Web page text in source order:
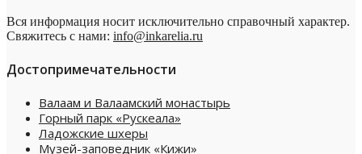
Вся информация носит исключительно справочный характер.
Свяжитесь с нами: info@inkarelia.ru
Достопримечательности
Валаам и Валаамский монастырь
Горный парк «Рускеала»
Ладожские шхеры
Музей-заповедник «Кижи»